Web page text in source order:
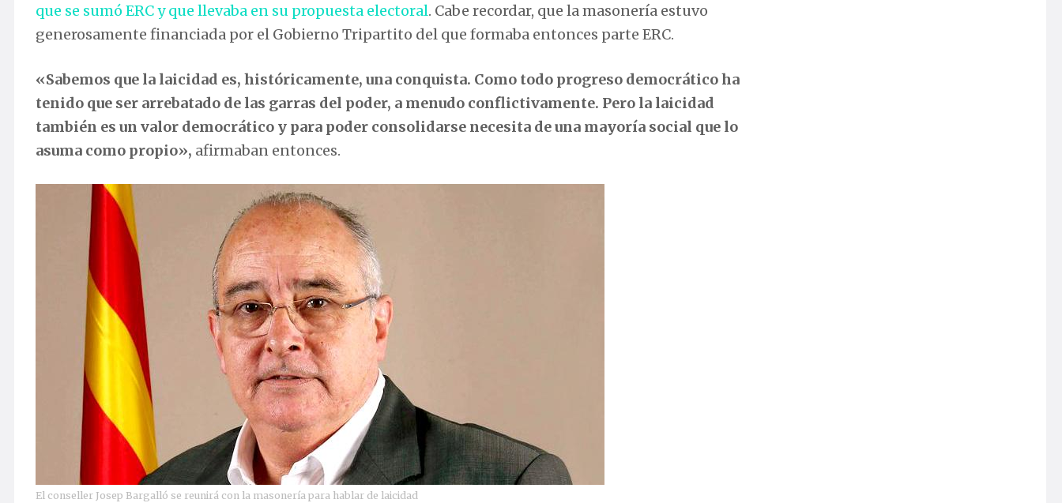
que se sumó ERC y que llevaba en su propuesta electoral. Cabe recordar, que la masonería estuvo
generosamente financiada por el Gobierno Tripartito del que formaba entonces parte ERC.
«Sabemos que la laicidad es, históricamente, una conquista. Como todo progreso democrático ha
tenido que ser arrebatado de las garras del poder, a menudo conflictivamente. Pero la laicidad
también es un valor democrático y para poder consolidarse necesita de una mayoría social que lo
asuma como propio», afirmaban entonces.
El conseller Josep Bargalló se reunirá con la masonería para hablar de laicidad